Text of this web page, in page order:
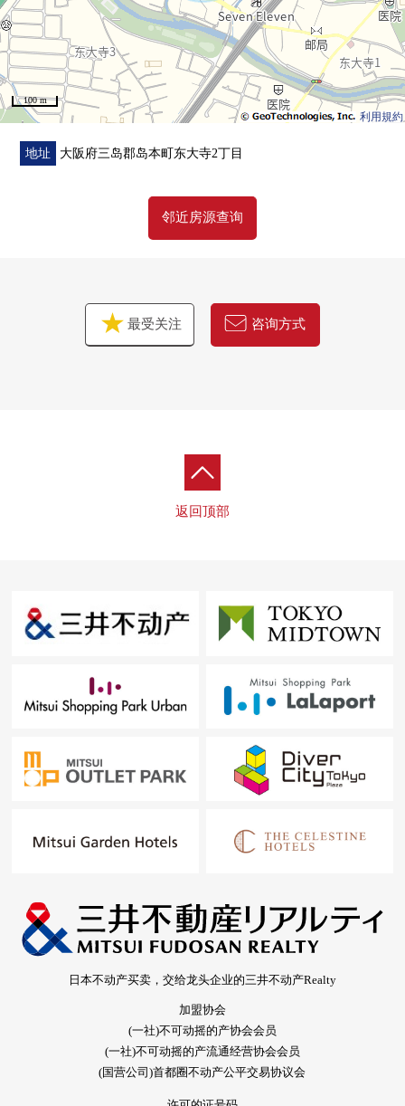
・7-Eleven岛本山崎4丁目商店步行4分钟(约260m)
・岛本町立第2小学步行13分钟(约1030m)
・岛本町立第2中学步行11分钟(约810m)
■ 在找想要的家方面给予帮助的━━━━━・・・
房源的详细、需讨论是如有意向，请跟我们联系。
利用規約
100 m
地址 大阪府三岛郡岛本町东大寺2丁目
邻近房源查询
最受关注 咨询方式
返回顶部
日本不动产买卖，交给龙头企业的三井不动产Realty
加盟协会
(一社)不可动摇的产协会会员
(一社)不可动摇的产流通经营协会会员
(国营公司)首都圈不动产公平交易协议会